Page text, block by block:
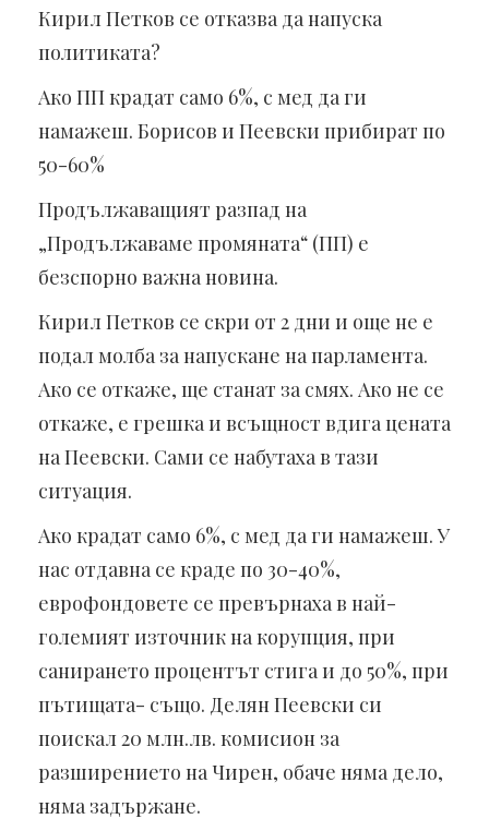
Кирил Петков се отказва да напуска
политиката?
Ако ПП крадат само 6%, с мед да ги
намажеш. Борисов и Пеевски прибират по
50-60%
Продължаващият разпад на
„Продължаваме промяната“ (ПП) е
безспорно важна новина.
Кирил Петков се скри от 2 дни и още не е
подал молба за напускане на парламента.
Ако се откаже, ще станат за смях. Ако не се
откаже, е грешка и всъщност вдига цената
на Пеевски. Сами се набутаха в тази
ситуация.
Ако крадат само 6%, с мед да ги намажеш. У
нас отдавна се краде по 30-40%,
еврофондовете се превърнаха в най-
големият източник на корупция, при
санирането процентът стига и до 50%, при
пътищата- също. Делян Пеевски си
поискал 20 млн.лв. комисион за
разширението на Чирен, обаче няма дело,
няма задържане.